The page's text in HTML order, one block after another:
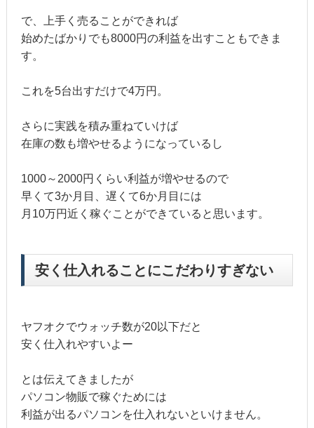
で、上手く売ることができれば
始めたばかりでも8000円の利益を出すこともできま
す。
これを5台出すだけで4万円。
さらに実践を積み重ねていけば
在庫の数も増やせるようになっているし
1000～2000円くらい利益が増やせるので
早くて3か月目、遅くて6か月目には
月10万円近く稼ぐことができていると思います。
安く仕入れることにこだわりすぎない
ヤフオクでウォッチ数が20以下だと
安く仕入れやすいよー
とは伝えてきましたが
パソコン物販で稼ぐためには
利益が出るパソコンを仕入れないといけません。